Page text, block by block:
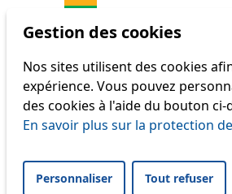
16
17
21
Gestion des cookies
Nos sites utilisent des cookies
expérience. Vous pouvez
des cookies à l'aide du bouton ci-
En savoir plus sur la protection
Personnaliser Tout refuser